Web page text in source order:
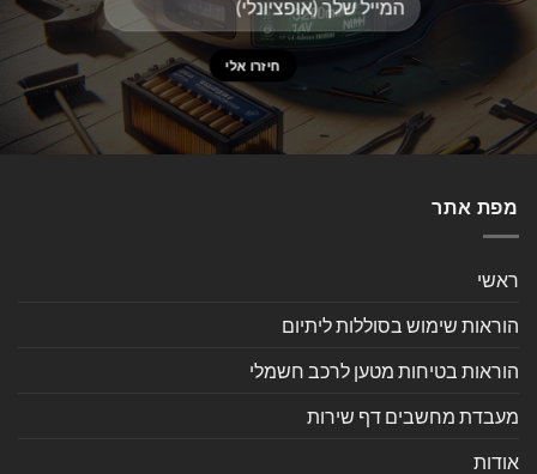
מפת אתר
ראשי
הוראות שימוש בסוללות ליתיום
הוראות בטיחות מטען לרכב חשמלי
מעבדת מחשבים דף שירות
אודות